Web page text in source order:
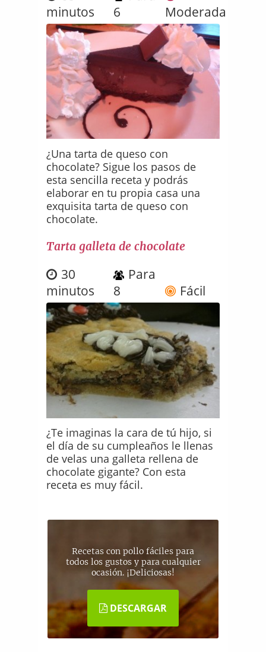
minutos
6
Moderada
¿Una tarta de queso con
chocolate? Sigue los pasos de
esta sencilla receta y podrás
elaborar en tu propia casa una
exquisita tarta de queso con
chocolate.
Tarta galleta de chocolate
30
minutos
Para
8
Fácil
¿Te imaginas la cara de tú hijo, si
el día de su cumpleaños le llenas
de velas una galleta rellena de
chocolate gigante? Con esta
receta es muy fácil.
Recetas con pollo fáciles para
todos los gustos y para cualquier
ocasión. ¡Deliciosas!
DESCARGAR